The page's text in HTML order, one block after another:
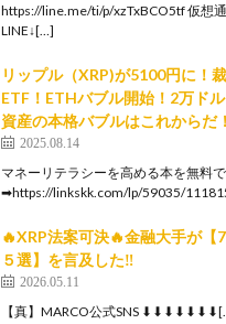
https://line.me/ti/p/xzTxBCO5tf 仮想
LINE↓[…]
リップル（XRP)が5100円に！
ETF！ETHバブル開始！2万ド
資産の本格バブルはこれからだ！
2025.08.14
マネーリテラシーを高める本を無料
➡https://linkskk.com/lp/59035/
🔥XRP法案可決🔥金融大手が【
５選】を言及した‼️
2026.05.11
【真】MARCO公式SNS